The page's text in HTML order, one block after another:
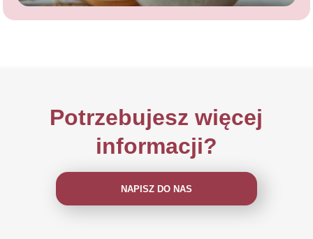
Potrzebujesz więcej
informacji?
NAPISZ DO NAS